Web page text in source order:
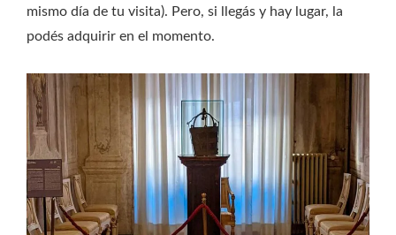
mismo día de tu visita). Pero, si llegás y hay lugar, la
podés adquirir en el momento.